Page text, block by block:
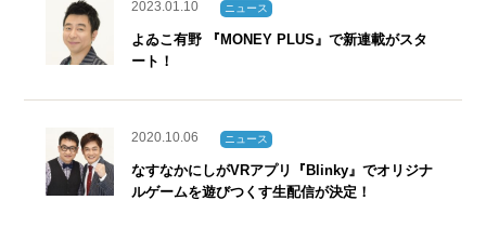
2023.01.10 ニュース
よゐこ有野 『MONEY PLUS』で新連載がスタ
ート！
2020.10.06 ニュース
なすなかにしがVRアプリ『Blinky』でオリジナ
ルゲームを遊びつくす生配信が決定！